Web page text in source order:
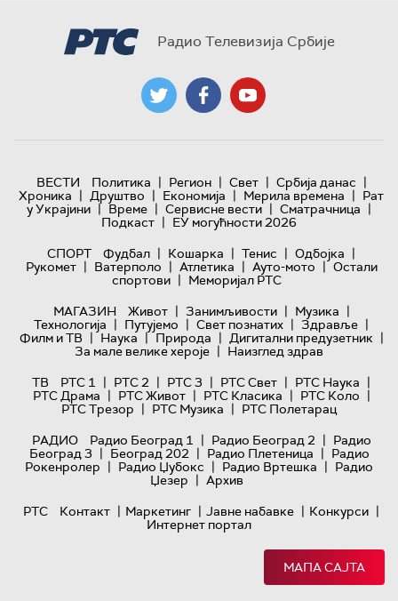
Радио Телевизија Србије
ВЕСТИ Политика | Регион | Свет | Србија данас |
Хроника | Друштво | Економија | Мерила времена | Рат
у Украјини | Време | Сервисне вести | Сматрачница |
Подкаст | ЕУ могућности 2026
СПОРТ
Фудбал | Кошарка | Тенис | Одбојка |
Рукомет | Ватерполо | Атлетика | Ауто-мото | Остали
спортови | Меморијал РТС
МАГАЗИН
Живот | Занимљивости | Музика |
Технологијa | Путујемо | Свет познатих | Здравље |
Филм и ТВ | Наука | Природа | Дигитални предузетник |
За мале велике хероје | Наизглед здрав
ТВ
РТС 1 | РТС 2 | РТС 3 | РТС Свет | РТС Наука |
РТС Драма | РТС Живот | РТС Класика | РТС Коло |
РТС Трезор | РТС Музика | РТС Полетарац
РАДИО
Радио Београд 1 | Радио Београд 2 | Радио
Београд 3 | Београд 202 | Радио Плетеница | Радио
Рокенролер | Радио Џубокс | Радио Вртешка | Радио
Џезер | Архив
РТС
Контакт | Маркетинг | Јавне набавке | Конкурси |
Интернет портал
МАПА САЈТА